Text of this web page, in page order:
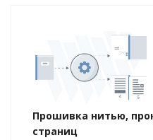
Прошивка нитью,
страниц